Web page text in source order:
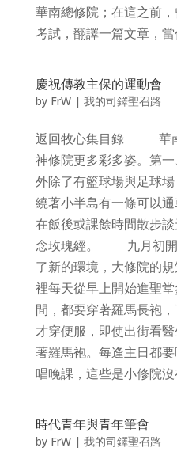
華南總修院；在這之前
考試，翻譯一篇文章，
慶祝傳教主保的運動會
by FrW| 我的司鐸聖召路
返回牧心集目錄 華南
神修院更多彩多姿。第
外除了有籃球場與足球
繞著小半島有一條可以
在飯後或課餘時間散步
念玫瑰經。 九月初開
了新的環境，大修院的
裡每天從早上開始進聖
間，都要穿著羅馬長袍
才穿便服，即使出街看
著羅馬袍。每逢主日都
唱晚課，這些是小修院
時代青年與青年筆會
by FrW| 我的司鐸聖召路